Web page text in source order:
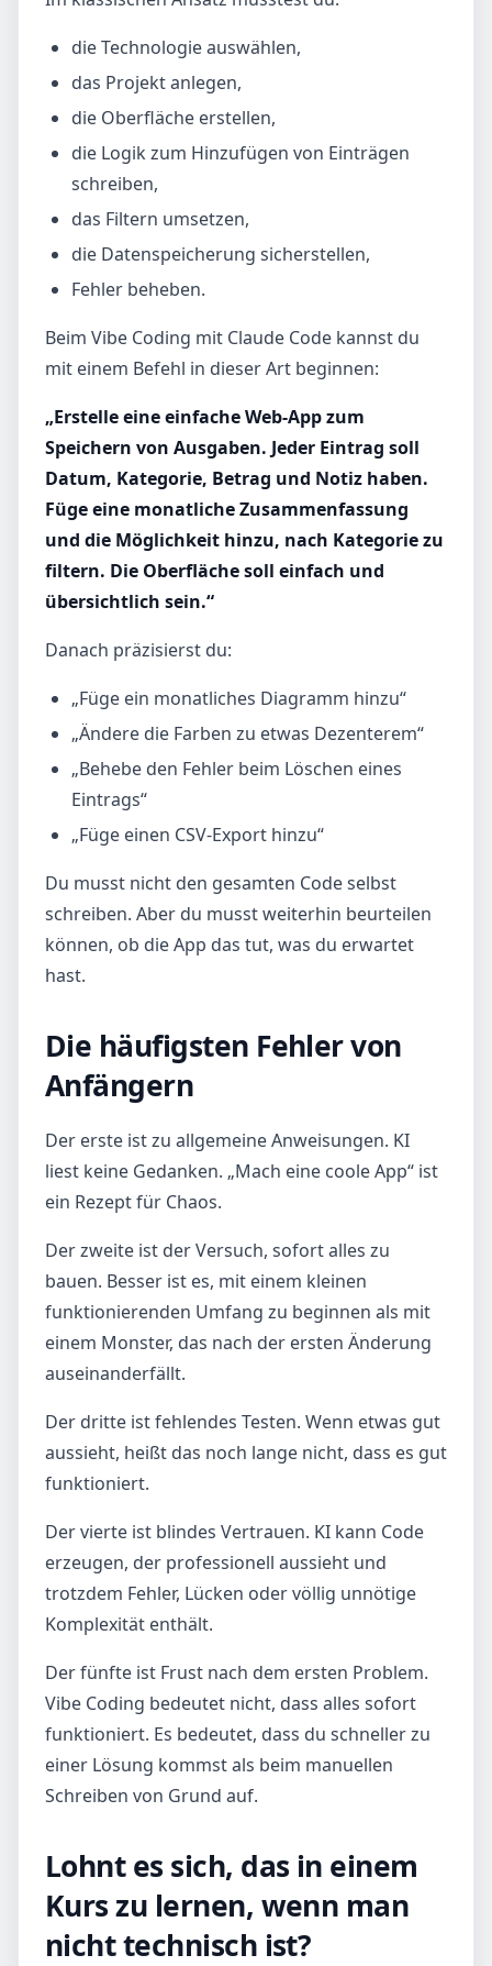
die Technologie auswählen,
das Projekt anlegen,
die Oberfläche erstellen,
die Logik zum Hinzufügen von Einträgen
schreiben,
das Filtern umsetzen,
die Datenspeicherung sicherstellen,
Fehler beheben.
Beim Vibe Coding mit Claude Code kannst du
mit einem Befehl in dieser Art beginnen:
„Erstelle eine einfache Web-App zum
Speichern von Ausgaben. Jeder Eintrag soll
Datum, Kategorie, Betrag und Notiz haben.
Füge eine monatliche Zusammenfassung
und die Möglichkeit hinzu, nach Kategorie zu
filtern. Die Oberfläche soll einfach und
übersichtlich sein.“
Danach präzisierst du:
„Füge ein monatliches Diagramm hinzu“
„Ändere die Farben zu etwas Dezenterem“
„Behebe den Fehler beim Löschen eines
Eintrags“
„Füge einen CSV-Export hinzu“
Du musst nicht den gesamten Code selbst
schreiben. Aber du musst weiterhin beurteilen
können, ob die App das tut, was du erwartet
hast.
Die häufigsten Fehler von
Anfängern
Der erste ist zu allgemeine Anweisungen. KI
liest keine Gedanken. „Mach eine coole App“ ist
ein Rezept für Chaos.
Der zweite ist der Versuch, sofort alles zu
bauen. Besser ist es, mit einem kleinen
funktionierenden Umfang zu beginnen als mit
einem Monster, das nach der ersten Änderung
auseinanderfällt.
Der dritte ist fehlendes Testen. Wenn etwas gut
aussieht, heißt das noch lange nicht, dass es gut
funktioniert.
Der vierte ist blindes Vertrauen. KI kann Code
erzeugen, der professionell aussieht und
trotzdem Fehler, Lücken oder völlig unnötige
Komplexität enthält.
Der fünfte ist Frust nach dem ersten Problem.
Vibe Coding bedeutet nicht, dass alles sofort
funktioniert. Es bedeutet, dass du schneller zu
einer Lösung kommst als beim manuellen
Schreiben von Grund auf.
Lohnt es sich, das in einem
Kurs zu lernen, wenn man
nicht technisch ist?